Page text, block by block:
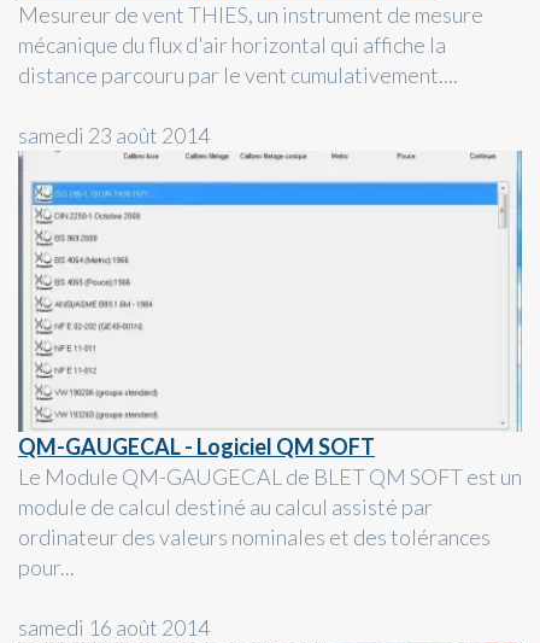
Mesureur de vent THIES, un instrument de mesure
mécanique du flux d'air horizontal qui affiche la
distance parcouru par le vent cumulativement....
samedi 23 août 2014
QM-GAUGECAL - Logiciel QM SOFT
Le Module QM-GAUGECAL de BLET QM SOFT est un
module de calcul destiné au calcul assisté par
ordinateur des valeurs nominales et des tolérances
pour...
samedi 16 août 2014